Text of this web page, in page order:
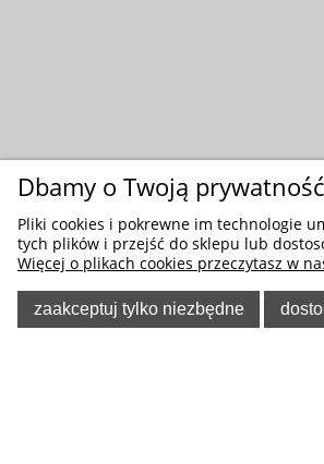
Dbamy o Twoją prywatność
Pliki cookies i pokrewne im technologie
tych plików i przejść do sklepu lub
Więcej o plikach cookies przeczytasz w
zaakceptuj tylko niezbędne